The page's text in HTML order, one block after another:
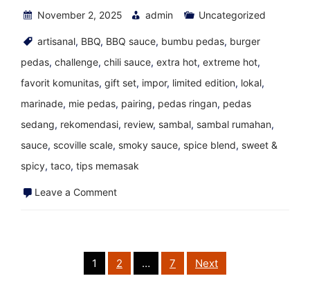
November 2, 2025 admin Uncategorized
artisanal, BBQ, BBQ sauce, bumbu pedas, burger
pedas, challenge, chili sauce, extra hot, extreme hot,
favorit komunitas, gift set, impor, limited edition, lokal,
marinade, mie pedas, pairing, pedas ringan, pedas
sedang, rekomendasi, review, sambal, sambal rumahan,
sauce, scoville scale, smoky sauce, spice blend, sweet &
spicy, taco, tips memasak
Leave a Commenton
Saus
Pedas
pagination
1 2 … 7 Next